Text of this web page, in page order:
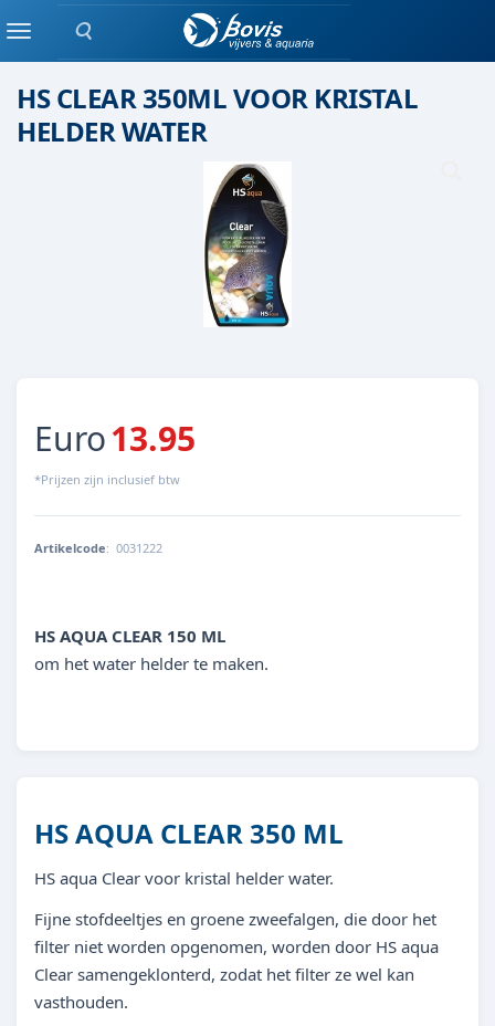
Zoeken
MenuAlg bestrijder
HS CLEAR 350ML VOOR KRISTAL
HELDER WATER
Euro13.95
*Prijzen zijn inclusief btw
Artikelcode: 0031222
HS AQUA CLEAR 150 ML
om het water helder te maken.
HS AQUA CLEAR 350 ML
HS aqua Clear voor kristal helder water.
Fijne stofdeeltjes en groene zweefalgen, die door het
filter niet worden opgenomen, worden door HS aqua
Clear samengeklonterd, zodat het filter ze wel kan
vasthouden.